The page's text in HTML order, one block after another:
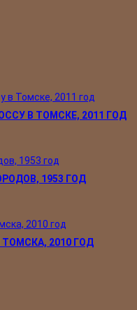
В ТОМСКЕ, 2011 ГОД
1953 ГОД
2010 ГОД